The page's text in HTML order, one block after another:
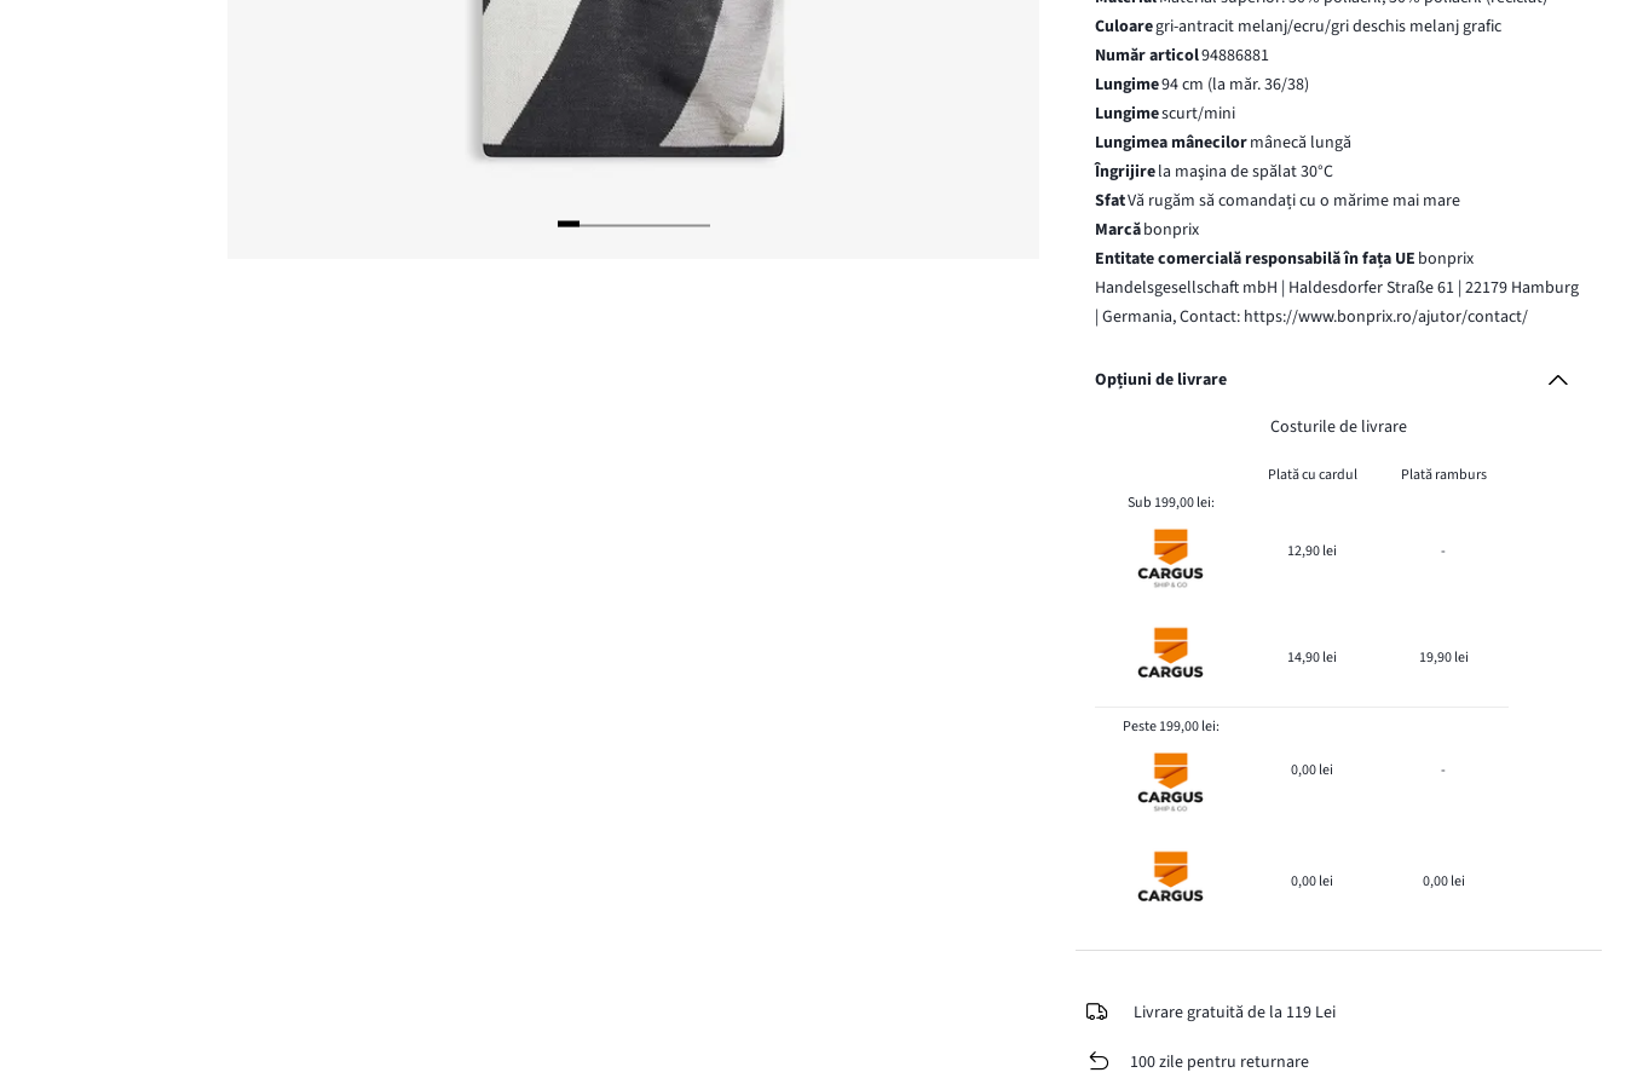
Culoaregri-antracit melanj/ecru/gri deschis melanj grafic
Număr articol94886881
Lungime94 cm (la măr. 36/38)
Lungimescurt/mini
Lungimea mânecilormânecă lungă
Îngrijirela maşina de spălat 30°C
SfatVă rugăm să comandați cu o mărime mai mare
Marcăbonprix
Entitate comercială responsabilă în fața UE bonprix
Handelsgesellschaft mbH | Haldesdorfer Straße 61 | 22179 Hamburg
| Germania, Contact: https://www.bonprix.ro/ajutor/contact/
Opțiuni de livrare
Costurile de livrare
Plată cu cardul
Plată ramburs
Sub 199,00 lei:
12,90 lei -
14,90 lei 19,90 lei
Peste 199,00 lei:
0,00 lei -
0,00 lei 0,00 lei
Livrare gratuită de la 119 Lei
100 zile pentru returnare